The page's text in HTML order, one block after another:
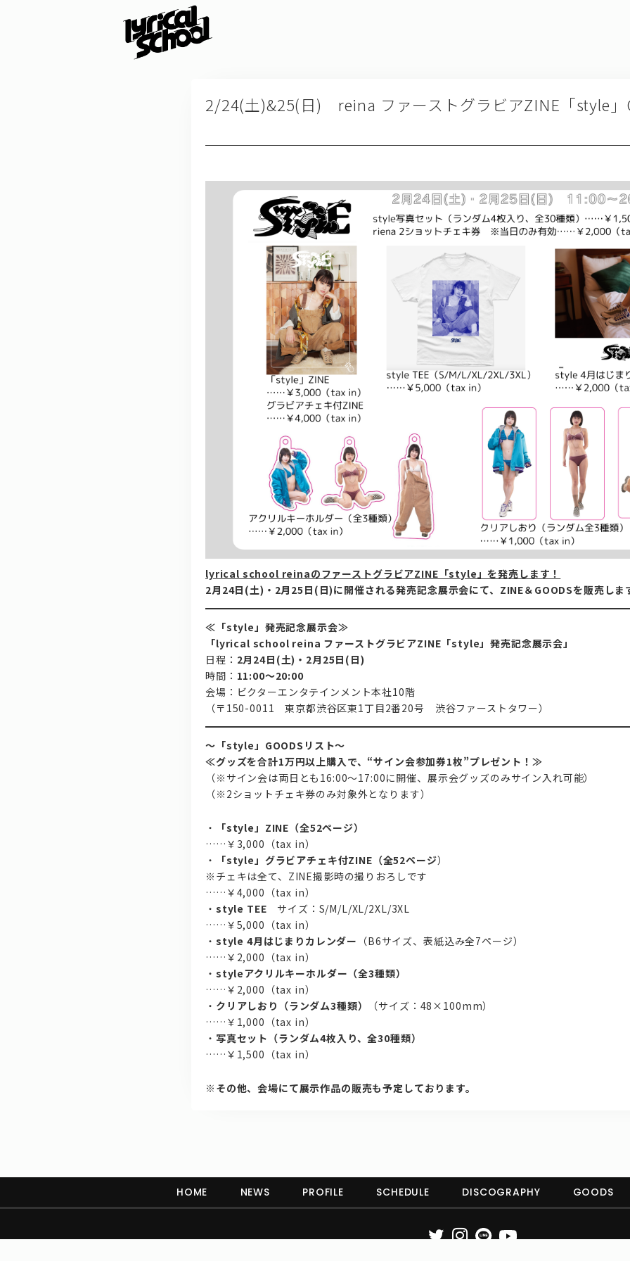
2/24(土)&25(日) reina ファーストグラビアZINE「style」
lyrical school reinaのファーストグラビアZINE「style」を発売します！
2月24日(土)・2月25日(日)に開催される発売記念展示会にて、ZINE＆GOODSを販売しま
≪ 「style」 発売記念展示会≫
「lyrical school reina ファーストグラビアZINE「style」発売記念展示会」
日程： 2月24日(土)・2月25日(日)
時間： 11:00～20:00
会場：ビクターエンタテインメント本社10階
（〒150-0011 東京都渋谷区東1丁目2番20号 渋谷ファーストタワー）
～「style」GOODSリスト～
≪グッズを合計1万円以上購入で、“サイン会参加券1枚”プレゼント！≫
（※サイン会は両日とも16:00～17:00に開催、展示会グッズのみサイン入れ可能）
（※2ショットチェキ券のみ対象外となります）
・
「style」ZINE（全52ページ）
……￥3,000（tax in）
・
「style」グラビアチェキ付ZINE（全52ページ）
※チェキは全て、ZINE撮影時の撮りおろしです
……￥4,000（tax in）
・ style TEE サイズ：S/M/L/XL/2XL/3XL
……￥5,000（tax in）
・ style 4月はじまりカレンダー （B6サイズ、表紙込み全7ページ）
……￥2,000（tax in）
・ styleアクリルキーホルダー（全3種類）
……￥2,000（tax in）
・ クリアしおり（ランダム3種類）
（サイズ：48×100mm）
……￥1,000（tax in）
・ 写真セット（ランダム4枚入り、全30種類）
……￥1,500（tax in）
※その他、会場にて展示作品の販売も予定しております。
HOME NEWS PROFILE SCHEDULE DISCOGRAPHY GOODS